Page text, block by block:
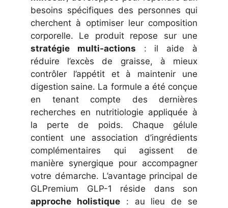
besoins spécifiques des personnes qui
cherchent à optimiser leur composition
corporelle. Le produit repose sur une
stratégie multi-actions : il aide à
réduire l’excès de graisse, à mieux
contrôler l’appétit et à maintenir une
digestion saine. La formule a été conçue
en tenant compte des dernières
recherches en nutritiologie appliquée à
la perte de poids. Chaque gélule
contient une association d’ingrédients
complémentaires qui agissent de
manière synergique pour accompagner
votre démarche. L’avantage principal de
GLPremium GLP-1 réside dans son
approche holistique: au lieu de se